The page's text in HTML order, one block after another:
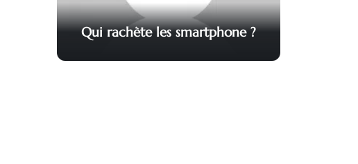
Qui rachète les smartphone ?